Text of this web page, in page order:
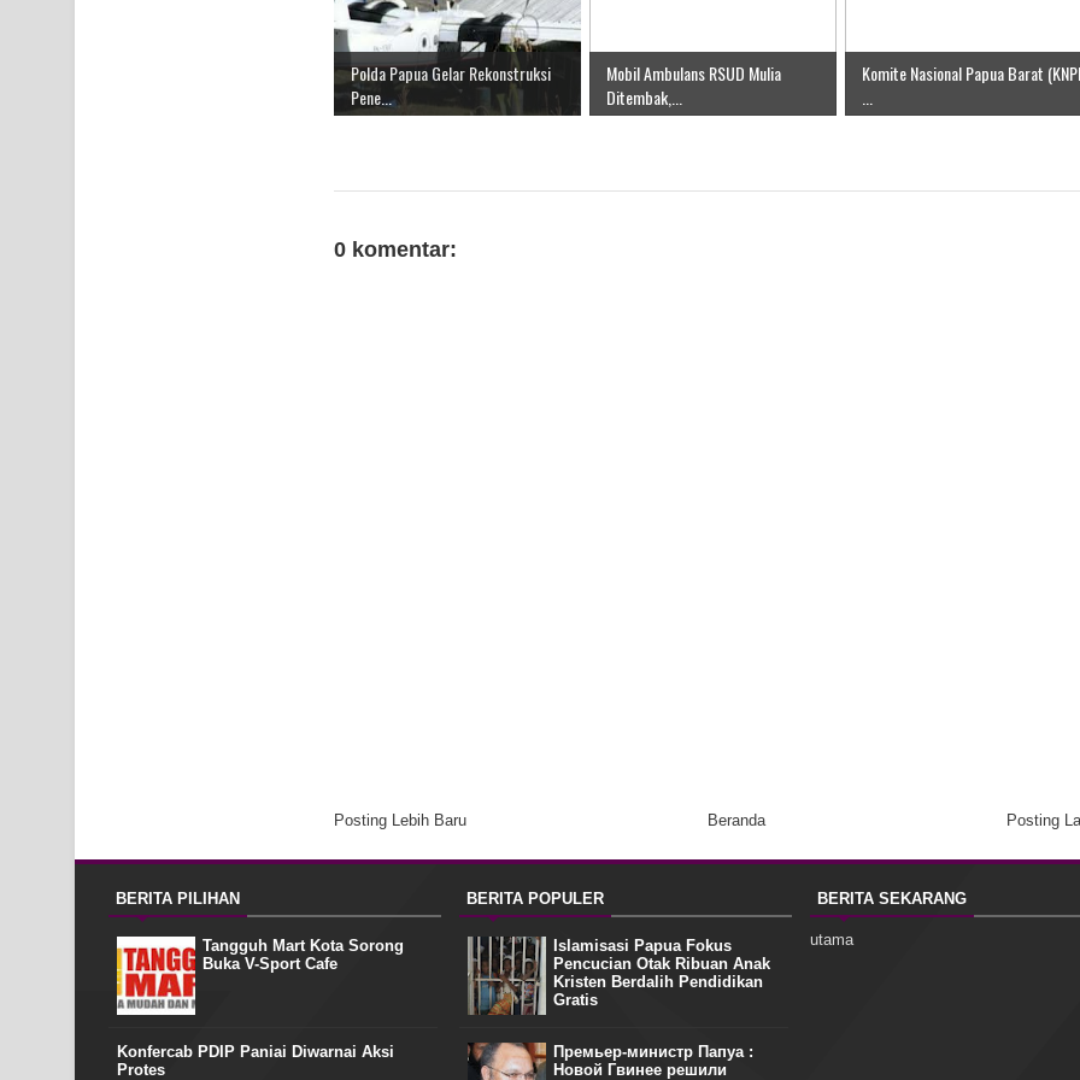
Polda Papua Gelar Rekonstruksi
Pene...
Mobil Ambulans RSUD Mulia
Ditembak,...
Komite Nasional Papua Barat
0 komentar:
Posting Lebih Baru Posting
Beranda
BERITA PILIHAN
Tangguh Mart Kota Sorong
Buka V-Sport Cafe
Konfercab PDIP Paniai Diwarnai Aksi
Protes
BERITA POPULER
Islamisasi Papua Fokus
Pencucian Otak Ribuan Anak
Kristen Berdalih Pendidikan
Gratis
Премьер-министр Папуа :
Новой Гвинее решили
BERITA SEKARANG
utama